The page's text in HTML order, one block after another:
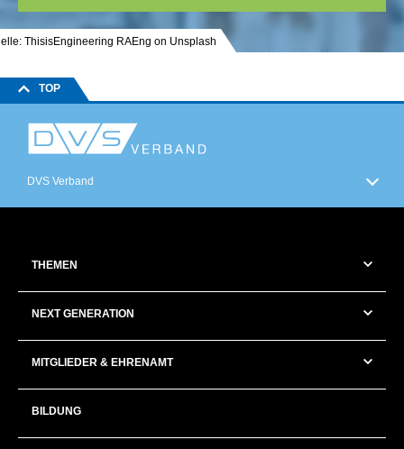
ThisisEngineering RAEng on Unsplash
TOP
DVS Verband
THEMEN
NEXT GENERATION
MITGLIEDER & EHRENAMT
BILDUNG